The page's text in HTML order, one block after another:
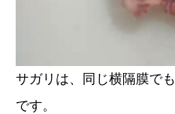
サガリは、同じ横隔膜でも
です。